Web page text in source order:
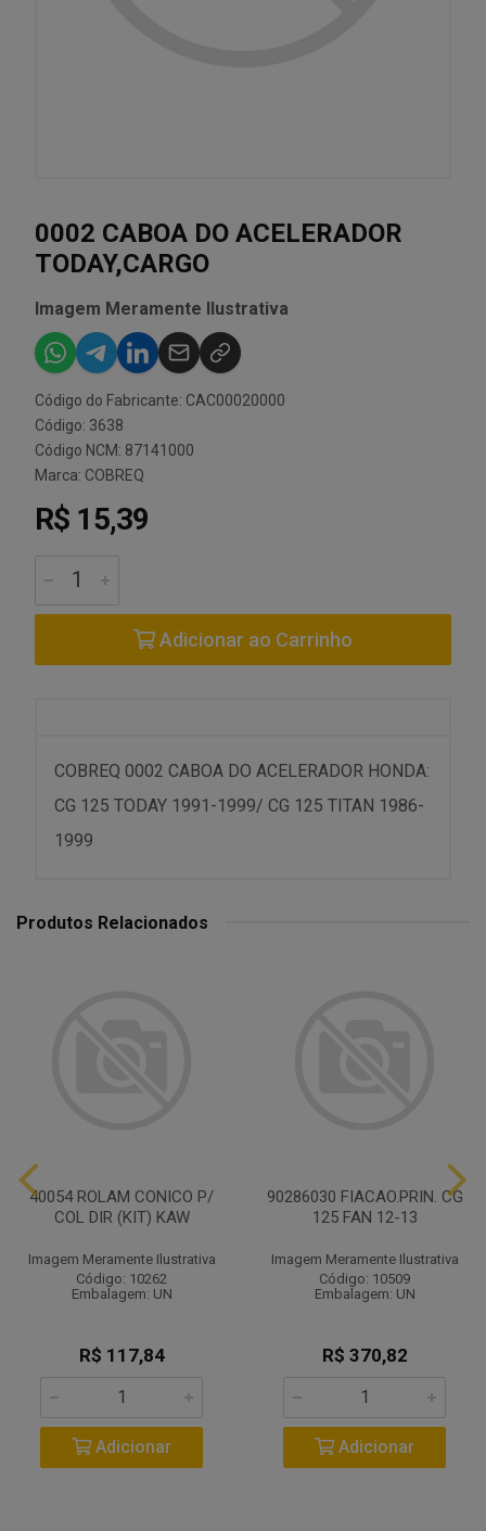
0002 CABOA DO ACELERADOR
TODAY,CARGO
Imagem Meramente Ilustrativa
Código do Fabricante: CAC00020000
Código: 3638
Código NCM: 87141000
Marca: COBREQ
R$ 15,39
Adicionar ao Carrinho
COBREQ 0002 CABOA DO ACELERADOR HONDA:
CG 125 TODAY 1991-1999/ CG 125 TITAN 1986-
1999
Produtos Relacionados
40054 ROLAM CONICO P/
COL DIR (KIT) KAW
Imagem Meramente Ilustrativa
Código: 10262
Embalagem: UN
R$ 117,84
Adicionar
90286030 FIACAO.PRIN. CG
125 FAN 12-13
Imagem Meramente Ilustrativa
Código: 10509
Embalagem: UN
R$ 370,82
Adicionar